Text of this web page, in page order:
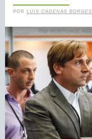
POR LUIS CADENAS BORGES